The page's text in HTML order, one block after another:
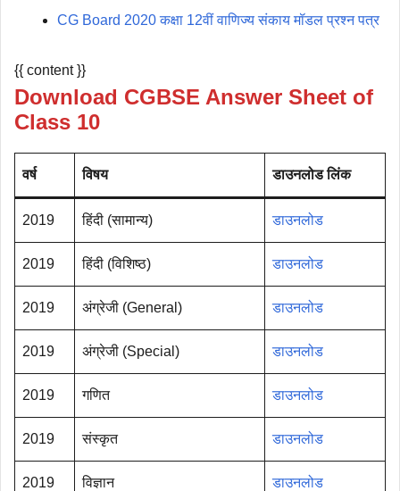
CG Board 2020 कक्षा 12वीं वाणिज्य संकाय मॉडल प्रश्न पत्र
{{ content }}
Download CGBSE Answer Sheet of
Class 10
वर्ष विषय डाउनलोड लिंक
2019 हिंदी (सामान्य) डाउनलोड
2019 हिंदी (विशिष्ठ) डाउनलोड
2019 अंग्रेजी (General) डाउनलोड
2019 अंग्रेजी (Special) डाउनलोड
2019 गणित डाउनलोड
2019 संस्कृत डाउनलोड
2019 विज्ञान डाउनलोड